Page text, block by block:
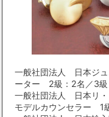
一般社団法人 日本ジ
ーター 2級：2名／3級
一般社団法人 日本リ
モデルカウンセラー 1